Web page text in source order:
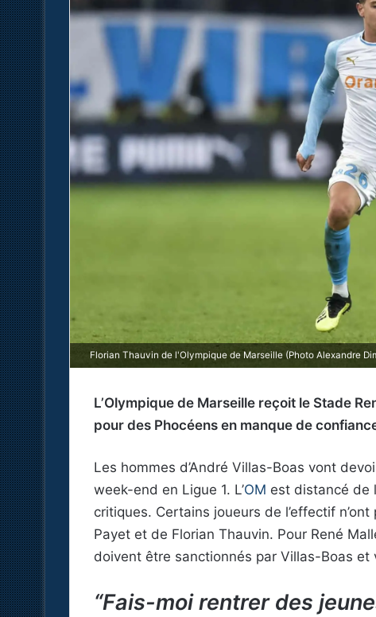
Florian Thauvin de l'Olympique de Marseille (Photo Alexandre
L’Olympique de Marseille reçoit le Stade
pour des Phocéens en manque de
Les hommes d’André Villas-Boas vont
week-end en Ligue 1. L’OM est distancé de
critiques. Certains joueurs de l’effectif
Payet et de Florian Thauvin. Pour René
doivent être sanctionnés par Villas-Boas
“Fais-moi rentrer des